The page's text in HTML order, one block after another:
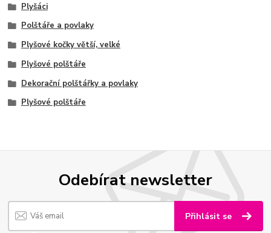
Plyšáci
Polštáře a povlaky
Plyšové kočky větší, velké
Plyšové polštáře
Dekorační polštářky a povlaky
Plyšové polštáře
Odebírat newsletter
Přihlásit se